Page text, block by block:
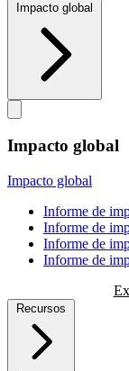
Impacto global
Impacto global
Impacto global
Informe de
Informe de
Informe de
Informe de
Recursos